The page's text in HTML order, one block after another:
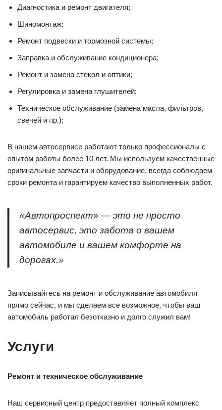
Диагностика и ремонт двигателя;
Шиномонтаж;
Ремонт подвески и тормозной системы;
Заправка и обслуживание кондиционера;
Ремонт и замена стекол и оптики;
Регулировка и замена глушителей;
Техническое обслуживание (замена масла, фильтров,
свечей и пр.);
В нашем автосервисе работают только профессионалы с
опытом работы более 10 лет. Мы используем качественные
оригинальные запчасти и оборудование, всегда соблюдаем
сроки ремонта и гарантируем качество выполненных работ.
«Автопроспект» — это не просто
автосервис, это забота о вашем
автомобиле и вашем комфорте на
дорогах.»
Записывайтесь на ремонт и обслуживание автомобиля
прямо сейчас, и мы сделаем все возможное, чтобы ваш
автомобиль работал безотказно и долго служил вам!
Услуги
Ремонт и техническое обслуживание
Наш сервисный центр предоставляет полный комплекс